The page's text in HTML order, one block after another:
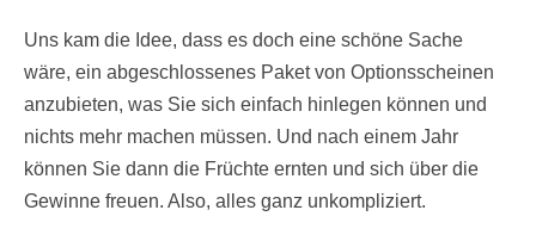
Uns kam die Idee, dass es doch eine schöne Sache
wäre, ein abgeschlossenes Paket von Optionsscheinen
anzubieten, was Sie sich einfach hinlegen können und
nichts mehr machen müssen. Und nach einem Jahr
können Sie dann die Früchte ernten und sich über die
Gewinne freuen. Also, alles ganz unkompliziert.